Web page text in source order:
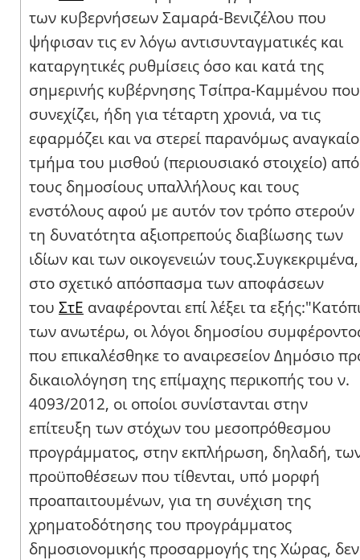
των κυβερνήσεων Σαμαρά-Βενιζέλου που
ψήφισαν τις εν λόγω αντισυνταγματικές και
καταργητικές ρυθμίσεις όσο και κατά της
σημερινής κυβέρνησης Τσίπρα-Καμμένου που
συνεχίζει, ήδη για τέταρτη χρονιά, να τις
εφαρμόζει και να στερεί παρανόμως αναγκαίο
τμήμα του μισθού (περιουσιακό στοιχείο) από
τους δημοσίους υπαλλήλους και τους
ενστόλους αφού με αυτόν τον τρόπο στερούν
τη δυνατότητα αξιοπρεπούς διαβίωσης των
ιδίων και των οικογενειών τους.Συγκεκριμένα,
στο σχετικό απόσπασμα των αποφάσεων
του ΣτΕ αναφέρονται επί λέξει τα
των ανωτέρω, οι λόγοι δημοσίου
που επικαλέσθηκε το αναιρεσείον Δημόσιο
δικαιολόγηση της επίμαχης περικοπής του ν.
4093/2012, οι οποίοι συνίστανται στην
επίτευξη των στόχων του μεσοπρόθεσμου
προγράμματος, στην εκπλήρωση, δηλαδή,
προϋποθέσεων που τίθενται, υπό μορφή
προαπαιτουμένων, για τη συνέχιση της
χρηματοδότησης του προγράμματος
δημοσιονομικής προσαρμογής της Χώρας, δεν